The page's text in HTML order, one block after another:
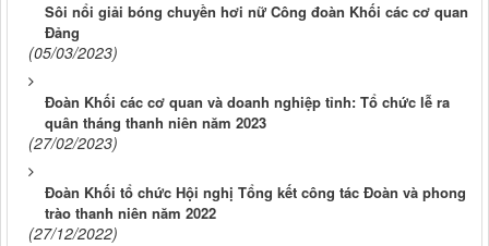
Sôi nổi giải bóng chuyền hơi nữ Công đoàn Khối các cơ quan
Đảng
(05/03/2023)
Đoàn Khối các cơ quan và doanh nghiệp tỉnh: Tổ chức lễ ra
quân tháng thanh niên năm 2023
(27/02/2023)
Đoàn Khối tổ chức Hội nghị Tổng kết công tác Đoàn và phong
trào thanh niên năm 2022
(27/12/2022)